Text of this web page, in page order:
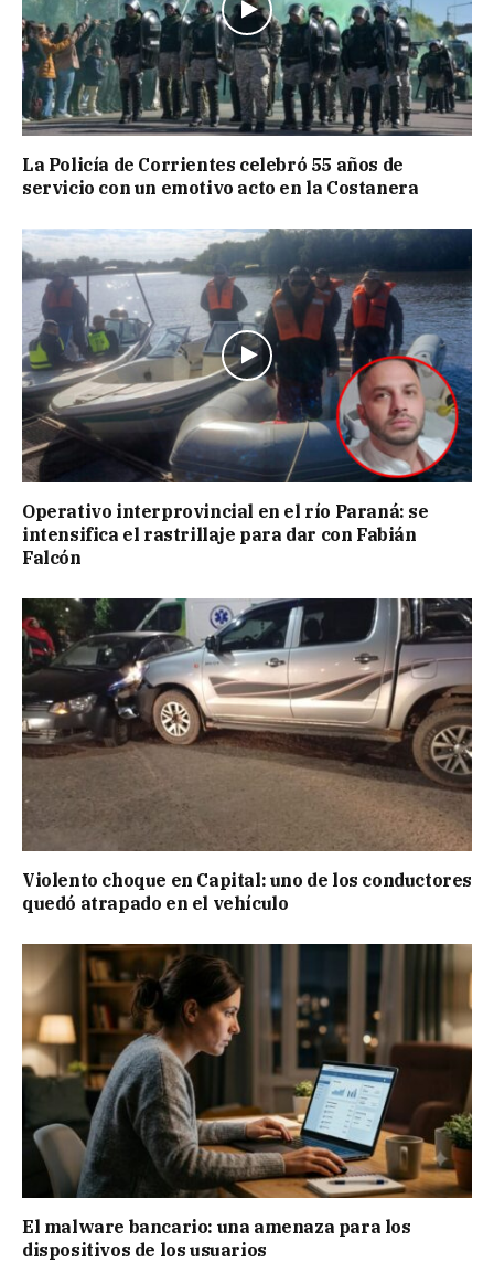
La Policía de Corrientes celebró 55 años de
servicio con un emotivo acto en la Costanera
Operativo interprovincial en el río Paraná: se
intensifica el rastrillaje para dar con Fabián
Falcón
Violento choque en Capital: uno de los conductores
quedó atrapado en el vehículo
El malware bancario: una amenaza para los
dispositivos de los usuarios